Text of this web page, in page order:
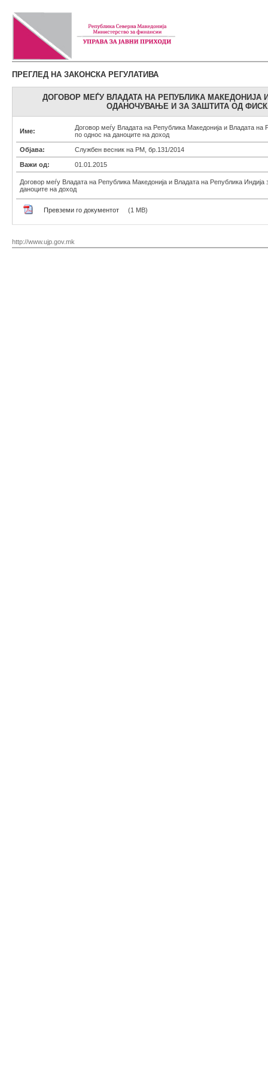
ПРЕГЛЕД НА ЗАКОНСКА РЕГУЛАТИВА
ДОГОВОР МЕЃУ ВЛАДАТА НА РЕПУБЛИКА МАКЕДОНИЈА
ОДАНОЧУВАЊЕ И ЗА ЗАШТИТА ОД
Име:
Договор меѓу Владата на Република Македонија и Владата
по однос на даноците на доход
Објава: Службен весник на РМ, бр.131/2014
Важи од: 01.01.2015
Договор меѓу Владата на Република Македонија и Владата на Република
даноците на доход
Превземи го документот (1 MB)
http://www.ujp.gov.mk